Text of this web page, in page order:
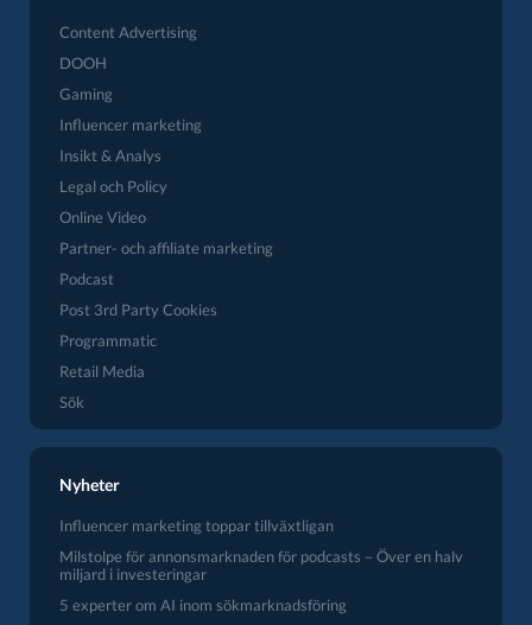
Content Advertising
DOOH
Gaming
Influencer marketing
Insikt & Analys
Legal och Policy
Online Video
Partner- och affiliate marketing
Podcast
Post 3rd Party Cookies
Programmatic
Retail Media
Sök
Nyheter
Influencer marketing toppar tillväxtligan
Milstolpe för annonsmarknaden för podcasts – Över en halv
miljard i investeringar
5 experter om AI inom sökmarknadsföring